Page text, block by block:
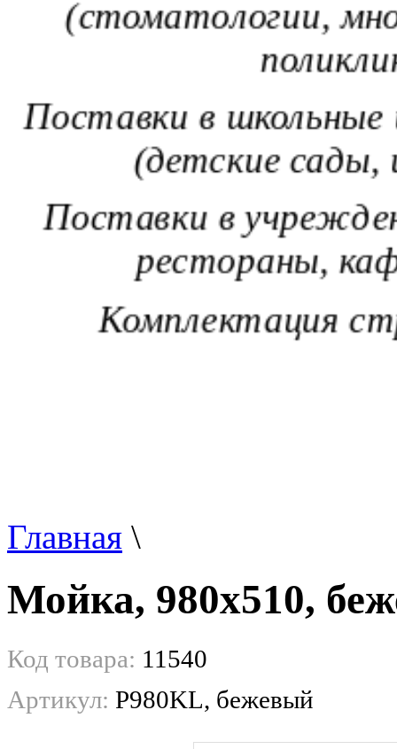
(стоматологии,
Поставки в
(детские
Поставки в
рестораны,
Комплектация
Главная \
Мойка, 980x510,
Код товара: 11540
Артикул: P980KL, бежевый